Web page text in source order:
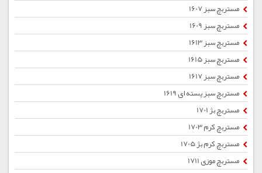
مستربچ سبز 1607
مستربچ سبز 1609
مستربچ سبز 1613
مستربچ سبز 1615
مستربچ سبز 1617
مستربچ سبز پسته ای 1619
مستربچ بژ 1701
مستربچ کرم 1703
مستربچ کرم بژ 1705
مستربچ موزی 1711